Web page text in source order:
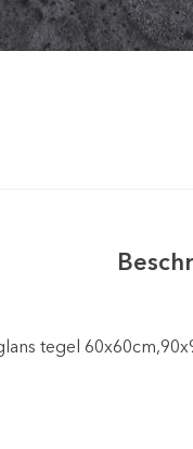
tegel